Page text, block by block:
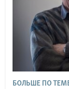
БОЛЬШЕ ПО